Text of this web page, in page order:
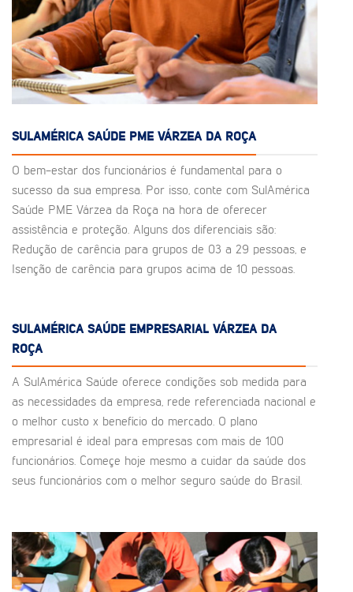
SULAMÉRICA SAÚDE PME VÁRZEA DA ROÇA
O bem-estar dos funcionários é fundamental para o
sucesso da sua empresa. Por isso, conte com SulAmérica
Saúde PME Várzea da Roça na hora de oferecer
assistência e proteção. Alguns dos diferenciais são:
Redução de carência para grupos de 03 a 29 pessoas, e
Isenção de carência para grupos acima de 10 pessoas.
SULAMÉRICA SAÚDE EMPRESARIAL VÁRZEA DA
ROÇA
A SulAmérica Saúde oferece condições sob medida para
as necessidades da empresa, rede referenciada nacional e
o melhor custo x benefício do mercado. O plano
empresarial é ideal para empresas com mais de 100
funcionários. Começe hoje mesmo a cuidar da saúde dos
seus funcionários com o melhor seguro saúde do Brasil.